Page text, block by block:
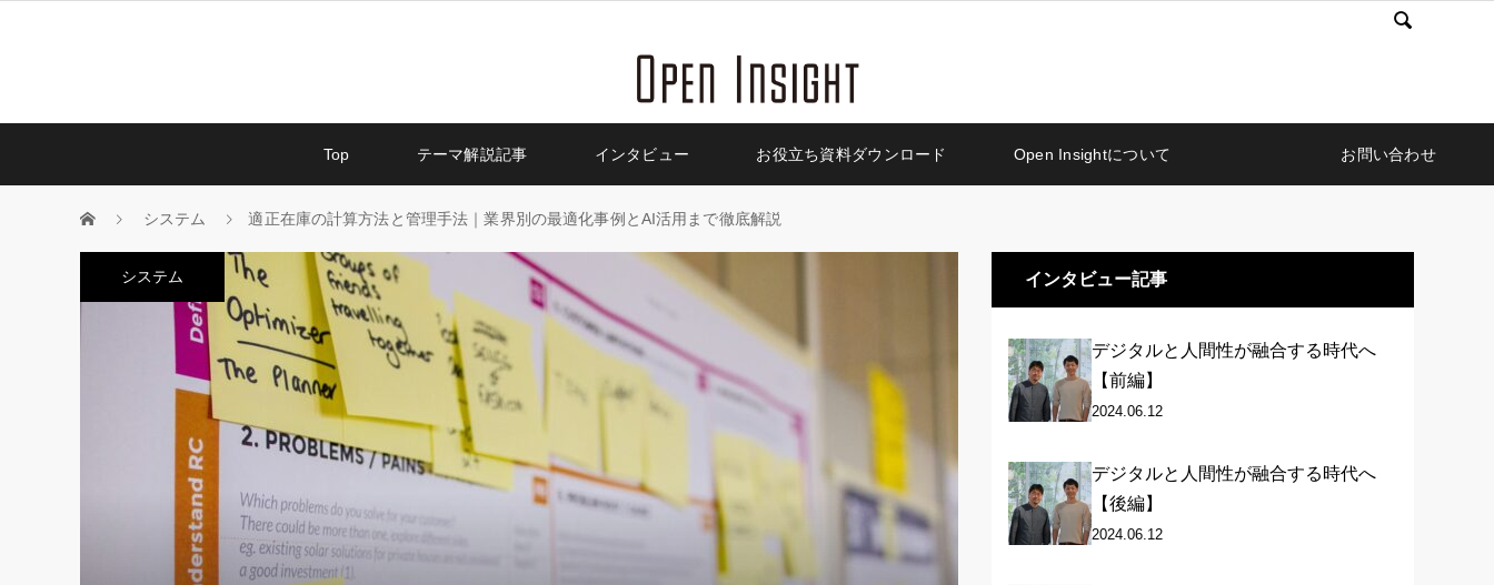

Top テーマ解説記事 インタビュー お役立ち資料ダウンロード Open Insightについて お問い合わせ
システム 適正在庫の計算方法と管理手法｜業界別の最適化事例とAI活用まで徹底解説
システム インタビュー記事
デジタルと人間性が融合する時代へ
【前編】
2024.06.12
デジタルと人間性が融合する時代へ
【後編】
2024.06.12